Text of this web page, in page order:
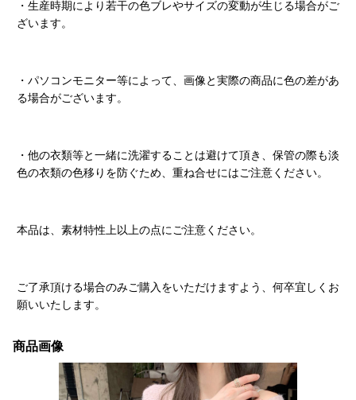
・生産時期により若干の色ブレやサイズの変動が生じる場合がご
ざいます。
・パソコンモニター等によって、画像と実際の商品に色の差があ
る場合がございます。
・他の衣類等と一緒に洗濯することは避けて頂き、保管の際も淡
色の衣類の色移りを防ぐため、重ね合せにはご注意ください。
本品は、素材特性上以上の点にご注意ください。
ご了承頂ける場合のみご購入をいただけますよう、何卒宜しくお
願いいたします。
商品画像